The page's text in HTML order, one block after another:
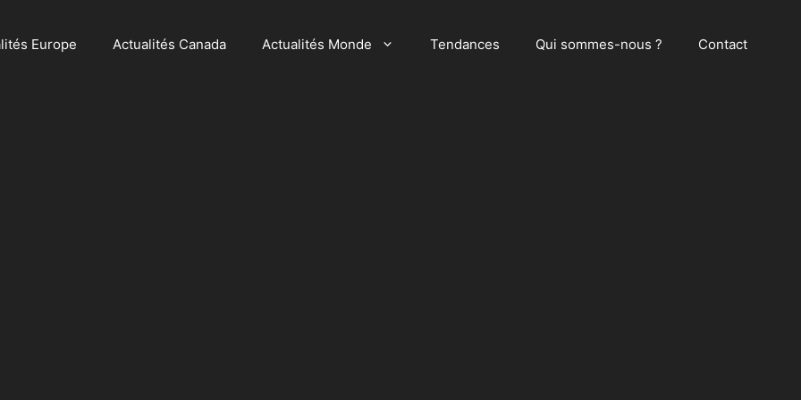
Europe Actualités Canada Actualités Monde Tendances Qui sommes-nous ? Contact